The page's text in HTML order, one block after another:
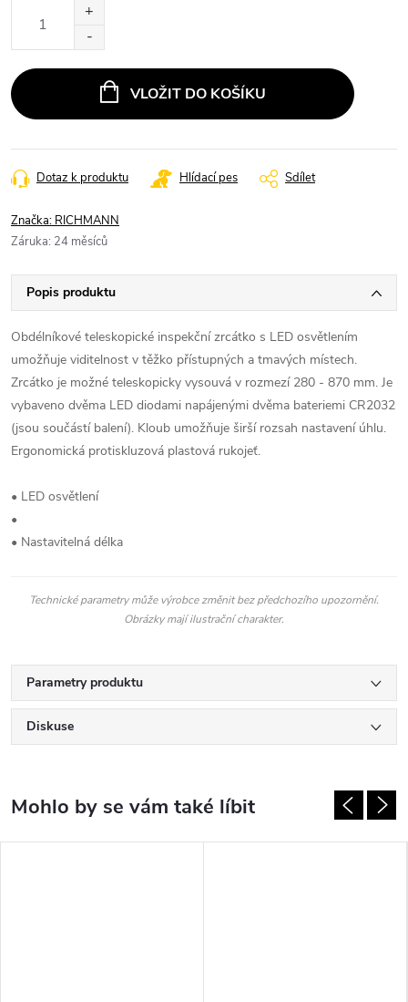
VLOŽIT DO KOŠÍKU
Dotaz k produktu Hlídací pes Sdílet
Značka: RICHMANN
Záruka: 24 měsíců
Popis produktu
Obdélníkové teleskopické inspekční zrcátko s LED osvětlením
umožňuje viditelnost v těžko přístupných a tmavých místech.
Zrcátko je možné teleskopicky vysouvá v rozmezí 280 - 870 mm. Je
vybaveno dvěma LED diodami napájenými dvěma bateriemi CR2032
(jsou součástí balení). Kloub umožňuje širší rozsah nastavení úhlu.
Ergonomická protiskluzová plastová rukojeť.
• LED osvětlení
•
• Nastavitelná délka
Technické parametry může výrobce změnit bez předchozího upozornění.
Obrázky mají ilustrační charakter.
Parametry produktu
Diskuse